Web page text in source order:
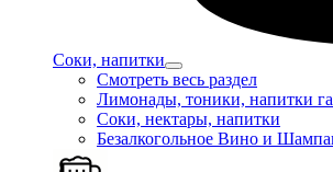
Соки, напитки
Смотреть весь раздел
Лимонады, тоники, напитки
Соки, нектары, напитки
Безалкогольное Вино и